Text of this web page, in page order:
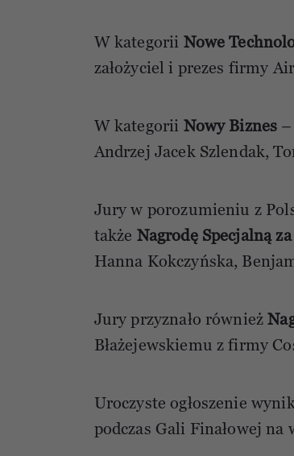
W kategorii Nowe
założyciel i prezes firmy
W kategorii Nowy Biznes
Andrzej Jacek Szlendak,
Jury w porozumieniu z
także Nagrodę Specjalną
Hanna Kokczyńska,
Jury przyznało również
Błażejewskiemu z firmy
Uroczyste ogłoszenie
podczas Gali Finałowej na